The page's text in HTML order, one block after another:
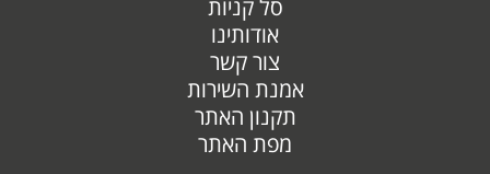
סל קניות
אודותינו
צור קשר
אמנת השירות
תקנון האתר
מפת האתר